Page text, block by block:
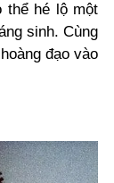
thể hé lộ một
sinh. Cùng
đạo vào